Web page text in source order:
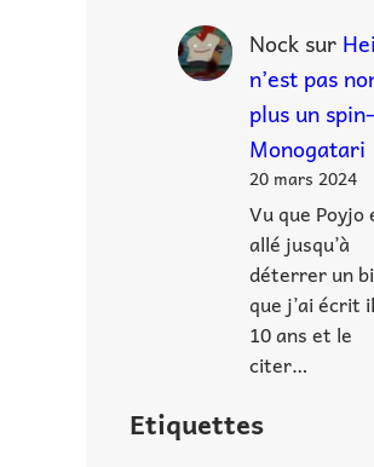
Nocksur
n’est pas
plus un
Monogatari
20 mars 2024
Vu que Poyjo
allé jusqu’à
déterrer un
que j’ai écrit
10 ans et le
citer…
Etiquettes